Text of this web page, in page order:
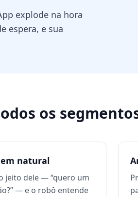
explode na hora
espera, e sua
os
natural
jeito dele — “quero um
— e o robô entende